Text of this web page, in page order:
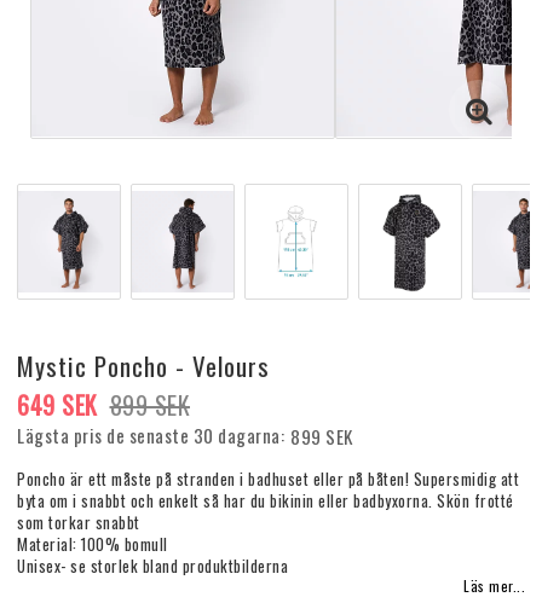
Mystic Poncho - Velours
899 SEK
649 SEK
Lägsta pris de senaste 30 dagarna 899 SEK
Poncho är ett måste på stranden i badhuset eller på båten! Supersmidig att
byta om i snabbt och enkelt så har du bikinin eller badbyxorna. Skön frotté
som torkar snabbt
Material: 100% bomull
Unisex- se storlek bland produktbilderna
Läs mer...